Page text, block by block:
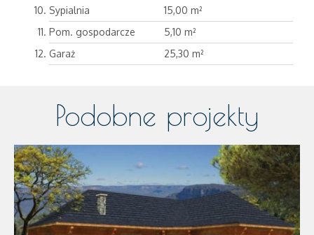
Sypialnia
15,00 m²
Pom. gospodarcze
5,10 m²
Garaż
25,30 m²
Podobne projekty